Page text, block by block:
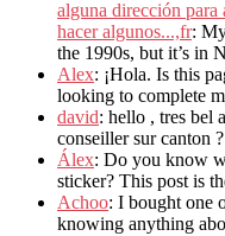
alguna dirección para
hacer algunos...,fr:
the 1990s, but it’s in
Alex: ¡Hola. Is this
looking to complete
david: hello , tres bel
conseiller sur canton
Álex: Do you know
sticker? This post is
Achoo: I bought one
knowing anything